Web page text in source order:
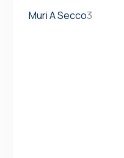
Muri A Secco3